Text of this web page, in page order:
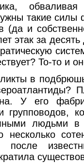
такие силы
(да и
этак за
То-то и
в
У его
групповодов,
людьми
несколько